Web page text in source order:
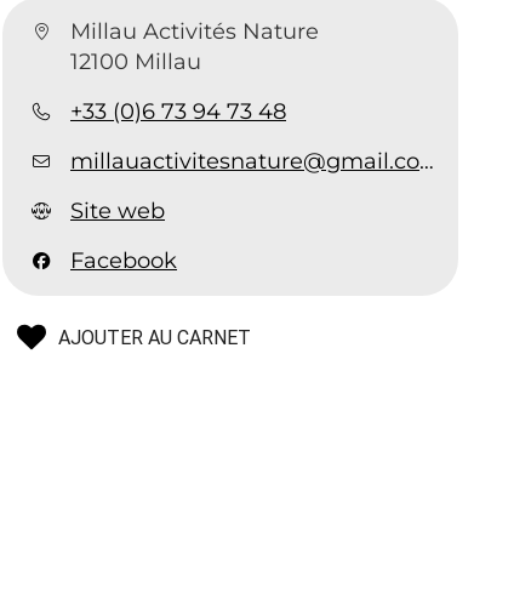
Millau Activités Nature
12100 Millau
+33 (0)6 73 94 73 48
millauactivitesnature@gmail.com
Site web
Facebook
AJOUTER AU CARNET